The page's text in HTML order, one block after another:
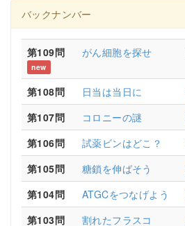
バックナンバー
第109問
new
がん細胞を探せ
第108問
日当は当日に
第107問
コロニーの謎
第106問
試薬ビンはどこ？
第105問
糖鎖を伸ばそう
第104問
ATGCをつなげよう
第103問
割れたフラスコ